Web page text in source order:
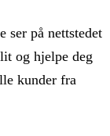
ser på nettstedet
og hjelpe deg
kunder fra